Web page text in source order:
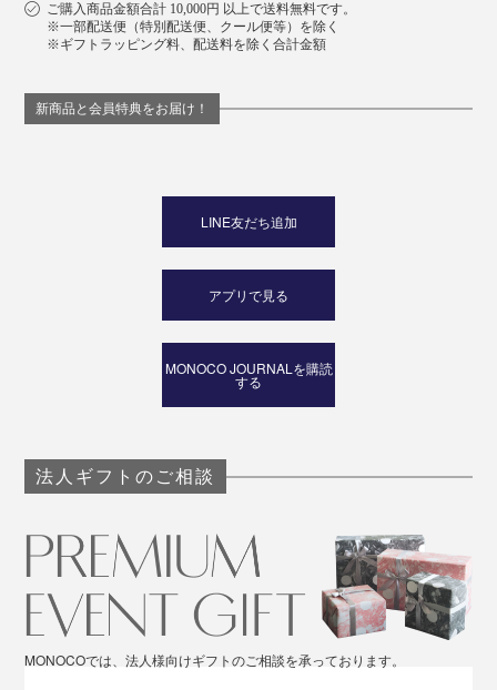
ご購入商品金額合計 10,000円 以上で送料無料です。
※一部配送便（特別配送便、クール便等）を除く
※ギフトラッピング料、配送料を除く合計金額
新商品と会員特典をお届け！
LINE友だち追加
アプリで見る
MONOCO JOURNALを購読
する
法人ギフトのご相談
MONOCOでは、法人様向けギフトのご相談を承っております。